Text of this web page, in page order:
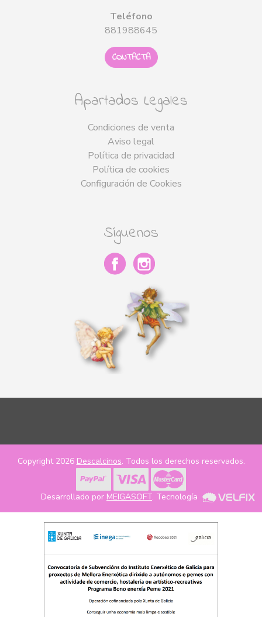
Teléfono
881988645
CONTACTA
Apartados Legales
Condiciones de venta
Aviso legal
Política de privacidad
Política de cookies
Configuración de Cookies
Síguenos
Copyright 2026 Descalcinos. Todos los derechos reservados.
Desarrollado por MEIGASOFT. Tecnología